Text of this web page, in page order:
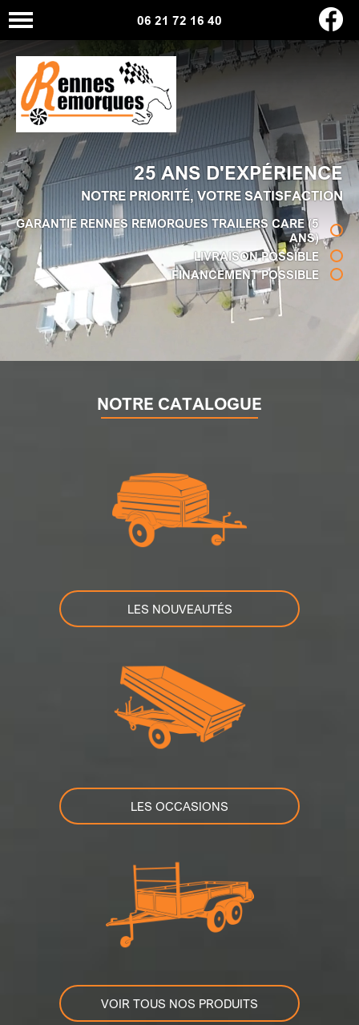
06 21 72 16 40
25 ANS D'EXPÉRIENCE
NOTRE PRIORITÉ, VOTRE SATISFACTION
GARANTIE RENNES REMORQUES TRAILERS CARE (5
ANS)
LIVRAISON POSSIBLE
FINANCEMENT POSSIBLE
NOTRE CATALOGUE
LES NOUVEAUTÉS
LES OCCASIONS
VOIR TOUS NOS PRODUITS